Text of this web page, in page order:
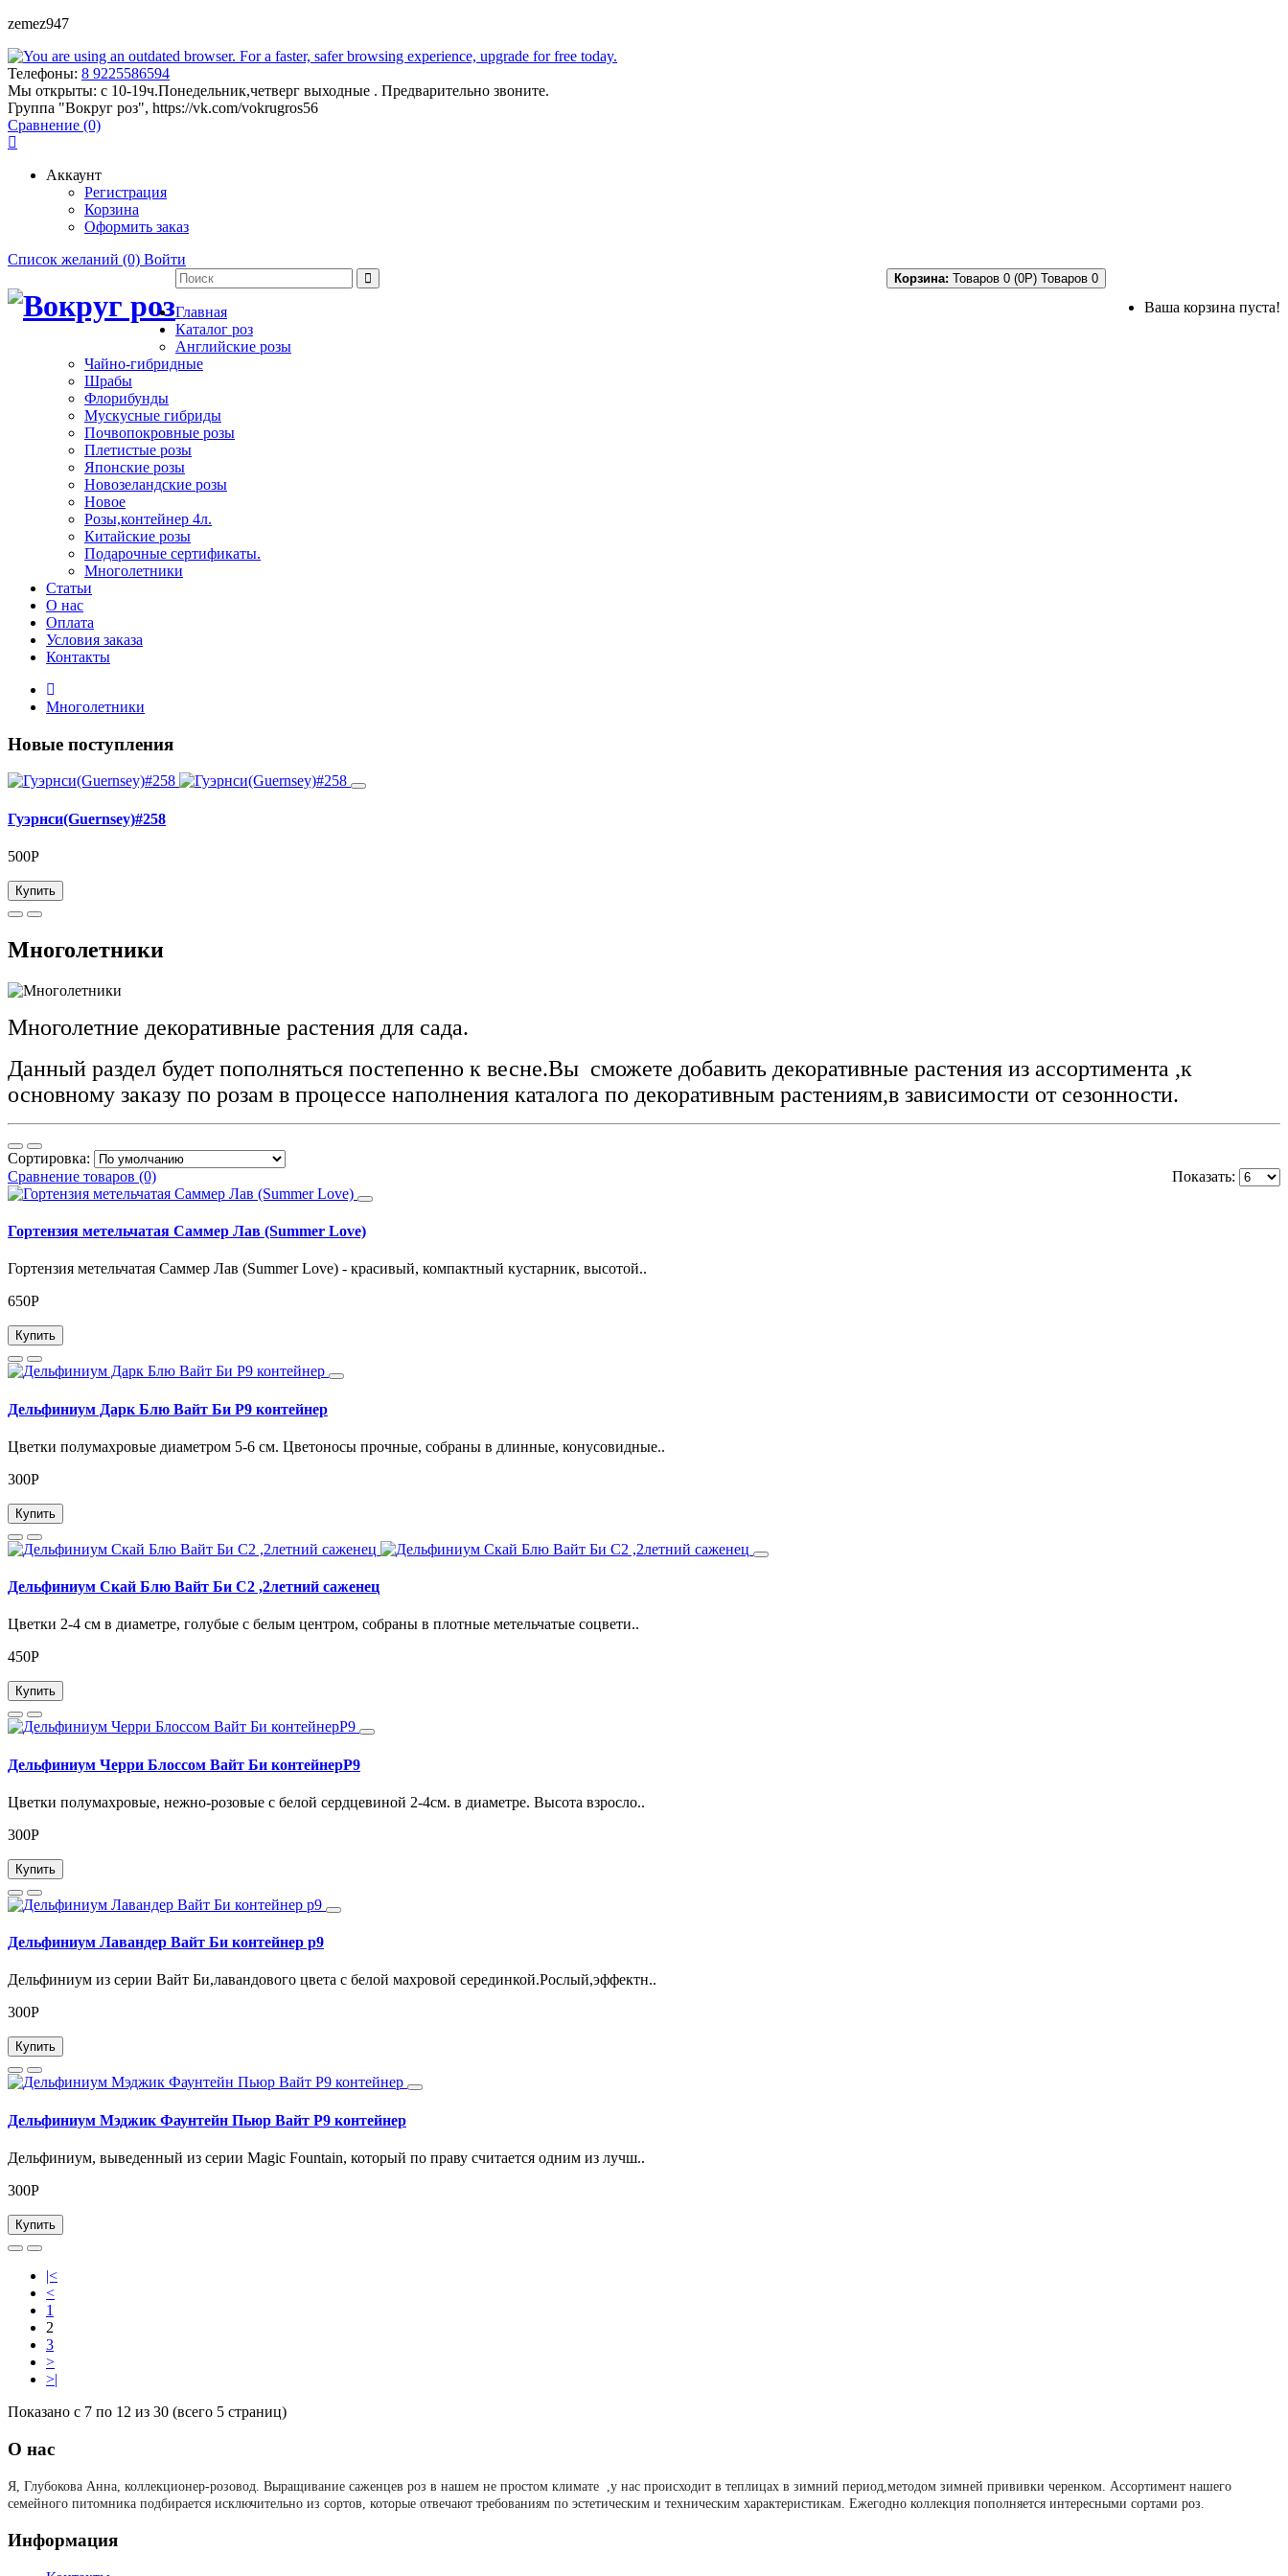
zemez947
Телефоны: 8 9225586594
Мы открыты: с 10-19ч.Понедельник,четверг выходные . Предварительно звоните.
Группа "Вокруг роз", https://vk.com/vokrugros56
Сравнение (0)
Аккаунт
Регистрация
Корзина
Оформить заказ
Список желаний (0) Войти
Корзина: Товаров 0 (0Р) Товаров 0
Ваша корзина пуста!
Главная
Каталог роз
Английские розы
Чайно-гибридные
Шрабы
Флорибунды
Мускусные гибриды
Почвопокровные розы
Плетистые розы
Японские розы
Новозеландские розы
Новое
Розы,контейнер 4л.
Китайские розы
Подарочные сертификаты.
Многолетники
Статьи
О нас
Оплата
Условия заказа
Контакты
Многолетники
Новые поступления
Гуэрнси(Guernsey)#258
500Р
Купить
Многолетники
Многолетние декоративные растения для сада.
Данный раздел будет пополняться постепенно к весне.Вы сможете добавить декоративные растения из ассортимента ,к
основному заказу по розам в процессе наполнения каталога по декоративным растениям,в зависимости от сезонности.
Сортировка:
Показать:
Сравнение товаров (0)
Гортензия метельчатая Саммер Лав (Summer Love)
Гортензия метельчатая Саммер Лав (Summer Love) - красивый, компактный кустарник, высотой..
650Р
Купить
Дельфиниум Дарк Блю Вайт Би Р9 контейнер
Цветки полумахровые диаметром 5-6 см. Цветоносы прочные, собраны в длинные, конусовидные..
300Р
Купить
Дельфиниум Скай Блю Вайт Би С2 ,2летний саженец
Цветки 2-4 см в диаметре, голубые с белым центром, собраны в плотные метельчатые соцвети..
450Р
Купить
Дельфиниум Черри Блоссом Вайт Би контейнерР9
Цветки полумахровые, нежно-розовые с белой сердцевиной 2-4см. в диаметре. Высота взросло..
300Р
Купить
Дельфиниум Лавандер Вайт Би контейнер р9
Дельфиниум из серии Вайт Би,лавандового цвета с белой махровой серединкой.Рослый,эффектн..
300Р
Купить
Дельфиниум Мэджик Фаунтейн Пьюр Вайт Р9 контейнер
Дельфиниум, выведенный из серии Magic Fountain, который по праву считается одним из лучш..
300Р
Купить
|<
<
1
2
3
>
>|
Показано с 7 по 12 из 30 (всего 5 страниц)
О нас
Я, Глубокова Анна, коллекционер-розовод. Выращивание саженцев роз в нашем не простом климате ,у нас происходит в теплицах в зимний период,методом зимней прививки черенком. Ассортимент нашего
семейного питомника подбирается исключительно из сортов, которые отвечают требованиям по эстетическим и техническим характеристикам. Ежегодно коллекция пополняется интересными сортами роз.
Информация